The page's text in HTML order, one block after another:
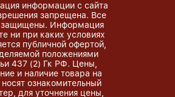
информации с сайта
запрещена. Все
защищены. Информация
ни при каких условиях
публичной офертой,
положениями
437 (2) Гк РФ. Цены,
и наличие товара на
носят ознакомительный
для уточнения цены,